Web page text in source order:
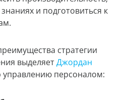
и подготовиться к
стратегии
выделяетДжордан
управлению персоналом: